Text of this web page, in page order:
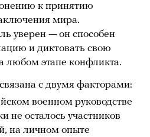
к принятию
мира.
уверен — он способен
и диктовать свою
любом этапе конфликта.
с двумя факторами:
военном руководстве
не осталось участников
на личном опыте